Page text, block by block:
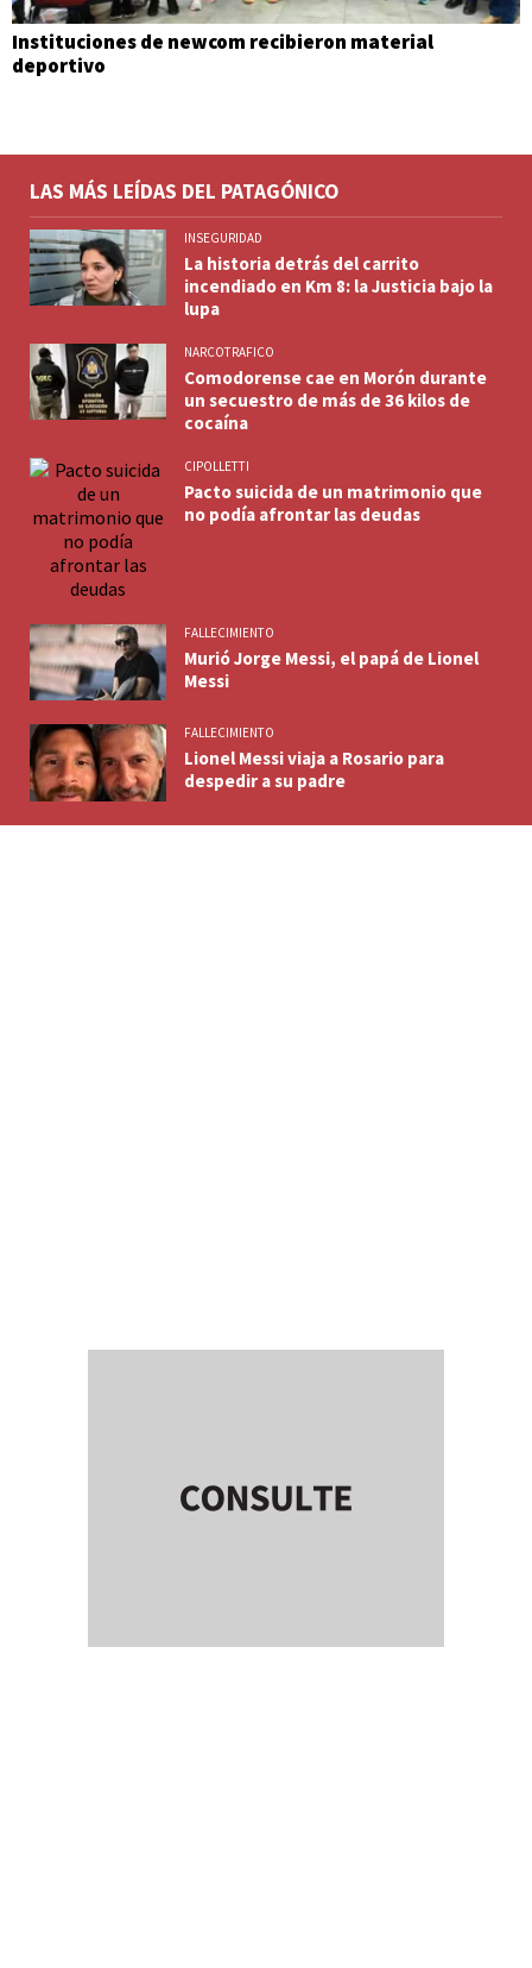
Instituciones de newcom recibieron material
deportivo
LAS MÁS LEÍDAS DEL PATAGÓNICO
INSEGURIDAD
La historia detrás del carrito
incendiado en Km 8: la Justicia bajo la
lupa
NARCOTRAFICO
Comodorense cae en Morón durante
un secuestro de más de 36 kilos de
cocaína
CIPOLLETTI
Pacto suicida de un matrimonio que
no podía afrontar las deudas
FALLECIMIENTO
Murió Jorge Messi, el papá de Lionel
Messi
FALLECIMIENTO
Lionel Messi viaja a Rosario para
despedir a su padre